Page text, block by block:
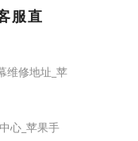
服直
维修地址_苹
心_苹果手